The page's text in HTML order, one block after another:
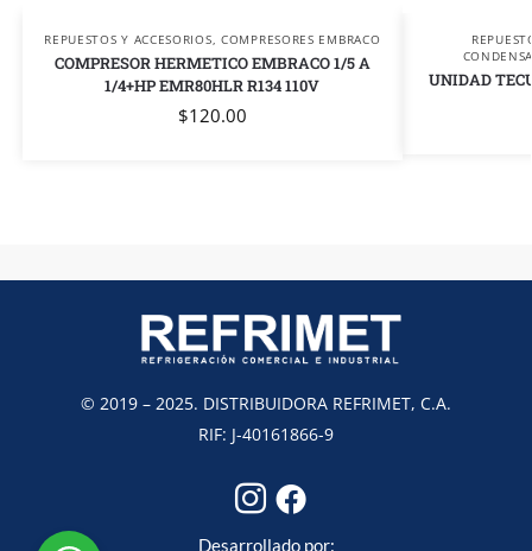
REPUESTOS Y ACCESORIOS COMPRESORES EMBRACO
COMPRESOR HERMETICO EMBRACO 1/5 A
1/4+HP EMR80HLR R134 110V
$120.00
UNIDAD
© 2019 – 2025. DISTRIBUIDORA REFRIMET, C.A.
RIF: J-40161866-9
Desarrollado por: